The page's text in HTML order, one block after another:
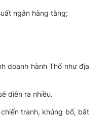
ngân hàng tăng;
doanh hành Thổ như địa
diễn ra nhiều.
tranh, khủng bố, bắt